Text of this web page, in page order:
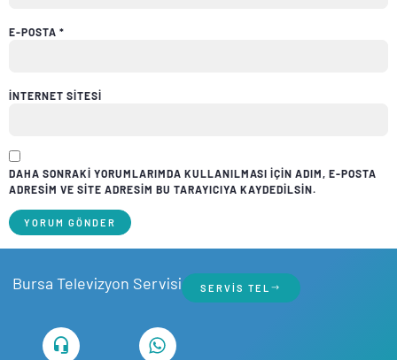
E-POSTA *
İNTERNET SITESI
DAHA SONRAKI YORUMLARIMDA KULLANILMASI IÇIN ADIM, E-POSTA
ADRESIM VE SITE ADRESIM BU TARAYICIYA KAYDEDILSIN.
Bursa Televizyon Servisi SERVIS TEL